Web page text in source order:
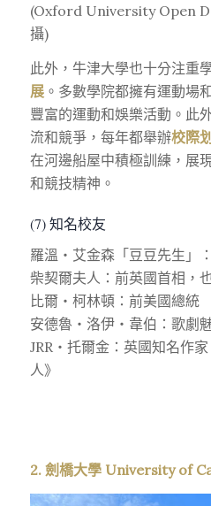
(Oxford University Open
攝)
此外，牛津大學也十分注重
展。多數學院都擁有運動場
豐富的運動和娛樂活動。此
流和競爭，每年都舉辦校際
在河邊船屋中積極訓練，展
和競技精神。
(7) 知名校友
羅溫・艾金森「豆豆先生」
柴契爾夫人：前英國首相，
比爾・柯林頓：前美國總統
安德魯・洛伊・韋伯：歌劇
JRR・托爾金：英國知名作
人》
2. 劍橋大學 University of